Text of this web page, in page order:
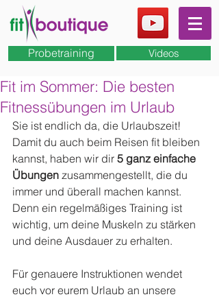
Probetraining Videos
Fit im Sommer: Die besten
Fitnessübungen im Urlaub
Sie ist endlich da, die Urlaubszeit!
Damit du auch beim Reisen fit bleiben
kannst, haben wir dir 5 ganz einfache
Übungen zusammengestellt, die du
immer und überall machen kannst.
Denn ein regelmäßiges Training ist
wichtig, um deine Muskeln zu stärken
und deine Ausdauer zu erhalten.
Für genauere Instruktionen wendet
euch vor eurem Urlaub an unsere